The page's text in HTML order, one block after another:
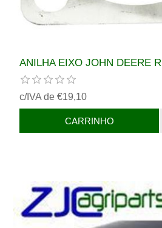
ANILHA EIXO JOHN DEERE
c/IVA de €19,10